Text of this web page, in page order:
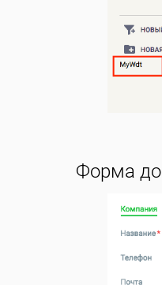
Форма